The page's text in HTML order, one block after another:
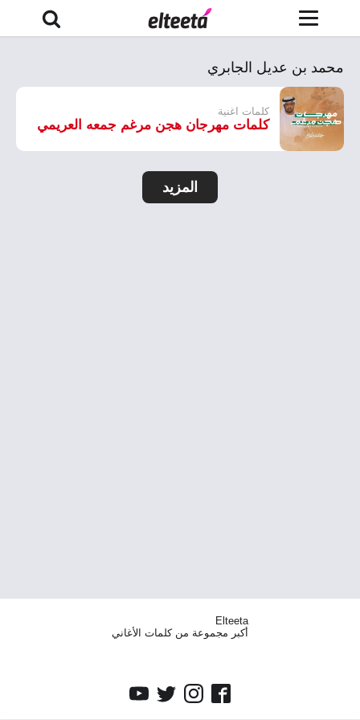
محمد بن عديل الجابري
كلمات اغنية
كلمات مهرجان هجن مرغم جمعه العريمي
المزيد
Elteeta
أكبر مجموعة من كلمات الأغاني